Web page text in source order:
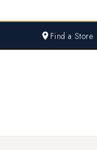
Find a Store